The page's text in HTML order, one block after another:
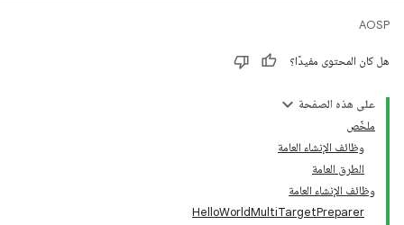
AOSP
هل كان المحتوى مفيدًا؟
على هذه الصفحة
ملخّص
وظائف الإنشاء العامة
الطرق العامة
وظائف الإنشاء العامة
HelloWorldMultiTargetPreparer